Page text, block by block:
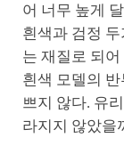
어 너무 높게
흰색과 검정
는 재질로 되
흰색 모델의
쁘지 않다. 유
라지지 않았을